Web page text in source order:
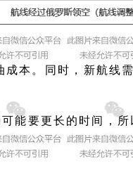
本。同时， 新航线
能要更长的时间，